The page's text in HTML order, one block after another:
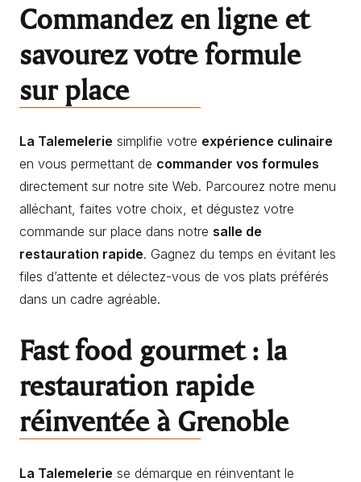
Commandez en ligne et
savourez votre formule
sur place
La Talemelerie simplifie votre expérience culinaire
en vous permettant de commander vos formules
directement sur notre site Web. Parcourez notre menu
alléchant, faites votre choix, et dégustez votre
commande sur place dans notre salle de
restauration rapide. Gagnez du temps en évitant les
files d’attente et délectez-vous de vos plats préférés
dans un cadre agréable.
Fast food gourmet : la
restauration rapide
réinventée à Grenoble
La Talemelerie se démarque en réinventant le